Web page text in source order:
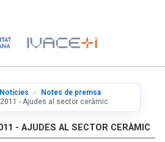
Notícies
Notes de premsa
2011 - Ajudes al sector ceràmic
- AJUDES AL SECTOR CERÀMIC